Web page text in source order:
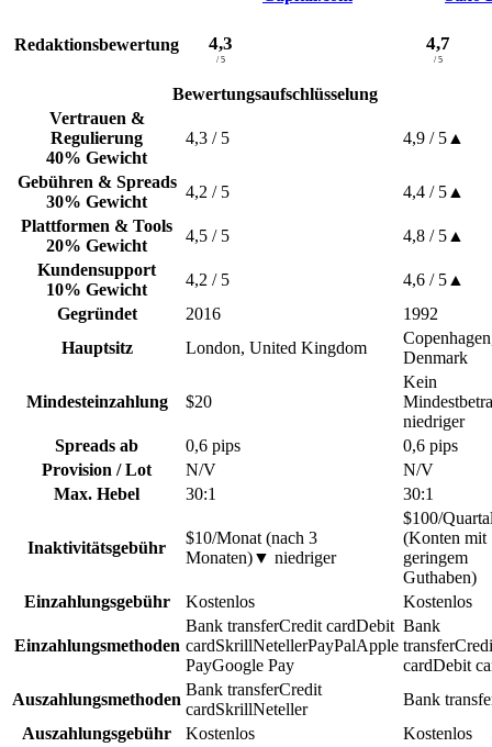
Redaktionsbewertung 4,3
/ 5
4,7
/ 5
Bewertungsaufschlüsselung
Vertrauen &
Regulierung
40% Gewicht
4,3 / 5 4,9 / 5 ▲
Gebühren & Spreads
30% Gewicht
4,2 / 5 4,4 / 5 ▲
Plattformen & Tools
20% Gewicht
4,5 / 5 4,8 / 5 ▲
Kundensupport
10% Gewicht
4,2 / 5 4,6 / 5 ▲
Gegründet
2016
1992
Hauptsitz
London, United Kingdom
Denmark
Mindesteinzahlung $20
Kein
niedriger
Spreads ab
0,6 pips
0,6 pips
Provision / Lot
N/V
N/V
Max. Hebel
30:1 30:1
Inaktivitätsgebühr
$10/Monat (nach 3
Monaten)▼ niedriger
$100/
(Konten mit
geringem
Guthaben)
Einzahlungsgebühr
Kostenlos Kostenlos
Einzahlungsmethoden
Bank transferCredit cardDebit
cardSkrillNetellerPayPalApple
PayGoogle Pay
Bank
transfer
cardDebit
Auszahlungsmethoden
Bank transferCredit
cardSkrillNeteller
Bank
Auszahlungsgebühr
Kostenlos Kostenlos